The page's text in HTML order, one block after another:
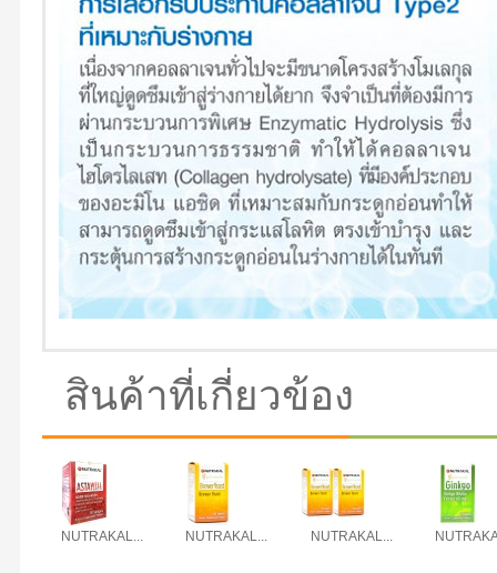
สินค้าที่เกี่ยวข้อง
NUTRAKAL... NUTRAKAL... NUTRAKAL...